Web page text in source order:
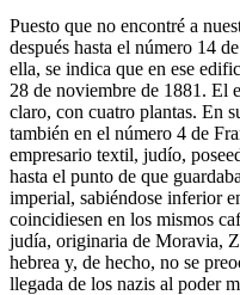
Puesto que no encontré a
después hasta el número 14
ella, se indica que en ese
28 de noviembre de 1881. El
claro, con cuatro plantas. En
también en el número 4 de
empresario textil, judío,
hasta el punto de que
imperial, sabiéndose inferior
coincidiesen en los mismos
judía, originaria de Moravia,
hebrea y, de hecho, no se
llegada de los nazis al poder